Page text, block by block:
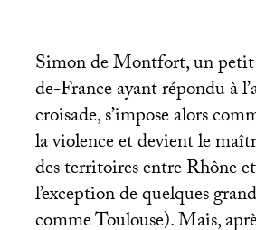
Simon de Montfort, un
de-France ayant répondu à
croisade, s’impose alors
la violence et devient le
des territoires entre Rhône
l’exception de quelques
comme Toulouse). Mais,